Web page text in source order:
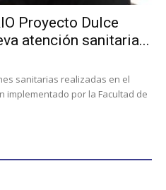
Proyecto Dulce
atención sanitaria...
sanitarias realizadas en el
implementado por la Facultad de